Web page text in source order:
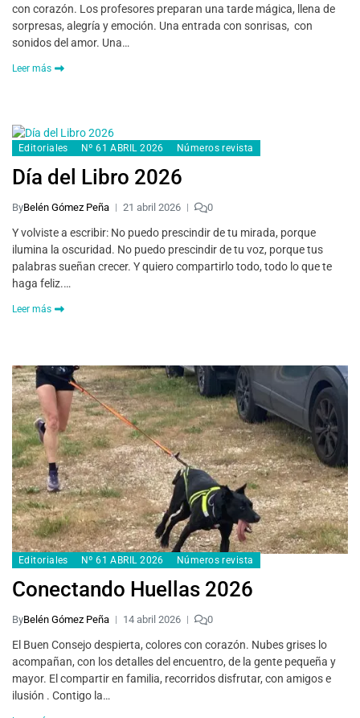
con corazón. Los profesores preparan una tarde mágica, llena de
sorpresas, alegría y emoción. Una entrada con sonrisas, con
sonidos del amor. Una…
Leer más
Editoriales Nº 61 ABRIL 2026 Números revista
Día del Libro 2026
ByBelén Gómez Peña 21 abril 2026 0
Y volviste a escribir: No puedo prescindir de tu mirada, porque
ilumina la oscuridad. No puedo prescindir de tu voz, porque tus
palabras sueñan crecer. Y quiero compartirlo todo, todo lo que te
haga feliz.…
Leer más
Editoriales Nº 61 ABRIL 2026 Números revista
Conectando Huellas 2026
ByBelén Gómez Peña 14 abril 2026 0
El Buen Consejo despierta, colores con corazón. Nubes grises lo
acompañan, con los detalles del encuentro, de la gente pequeña y
mayor. El compartir en familia, recorridos disfrutar, con amigos e
ilusión . Contigo la…